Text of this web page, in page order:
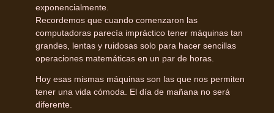
exponencialmente.
Recordemos que cuando comenzaron las
computadoras parecía impráctico tener máquinas tan
grandes, lentas y ruidosas solo para hacer sencillas
operaciones matemáticas en un par de horas.
Hoy esas mismas máquinas son las que nos permiten
tener una vida cómoda. El día de mañana no será
diferente.